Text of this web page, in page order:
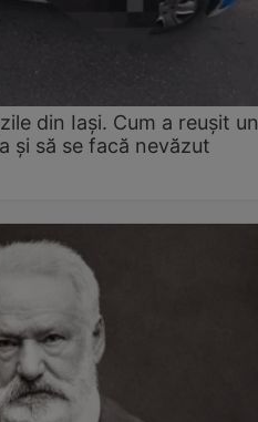
din Iași. Cum a reușit un
și să se facă nevăzut